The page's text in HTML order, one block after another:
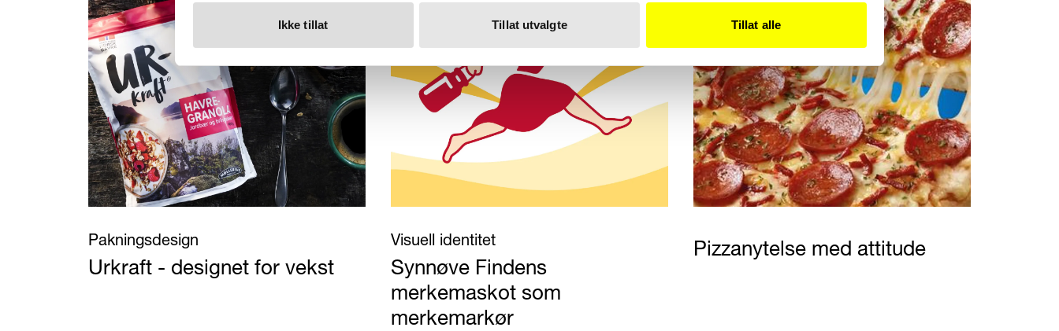
Ikke tillat Tillat utvalgte Tillat alle
Pakningsdesign
Urkraft - designet for vekst
Visuell identitet
Synnøve Findens
merkemaskot som
merkemarkør
Pizzanytelse med attitude